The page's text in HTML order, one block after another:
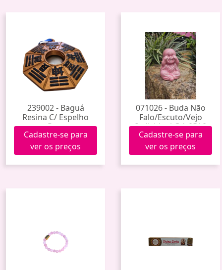
239002 - Baguá
Resina C/ Espelho
Peq.
Cadastre-se para
ver os preços
071026 - Buda Não
Falo/Escuto/Vejo
Individual Gdr0516
Cadastre-se para
ver os preços